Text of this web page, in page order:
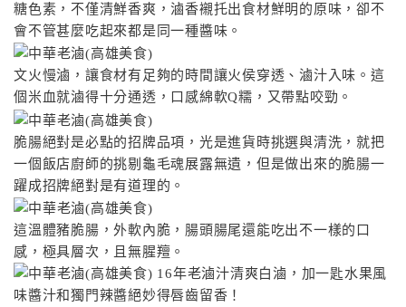
糖色素，不僅清鮮香爽，滷香襯托出食材鮮明的原味，卻不
會不管甚麼吃起來都是同一種醬味。
文火慢滷，讓食材有足夠的時間讓火侯穿透、滷汁入味。這
個米血就滷得十分通透，口感綿軟Q糯，又帶點咬勁。
脆腸絕對是必點的招牌品項，光是進貨時挑選與清洗，就把
一個飯店廚師的挑剔龜毛魂展露無遺，但是做出來的脆腸一
躍成招牌絕對是有道理的。
這溫體豬脆腸，外軟內脆，腸頭腸尾還能吃出不一樣的口
感，極具層次，且無腥羶。